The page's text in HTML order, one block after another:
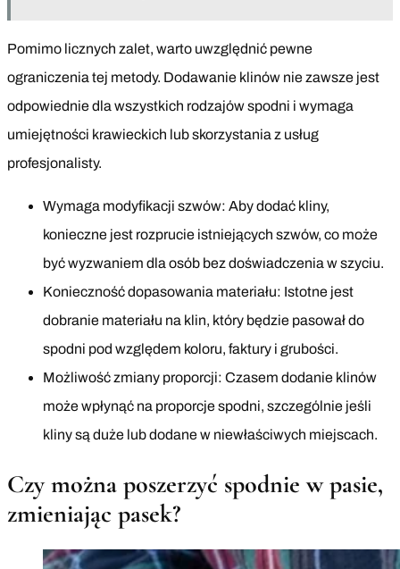
Pomimo licznych zalet, warto uwzględnić pewne
ograniczenia tej metody. Dodawanie klinów nie zawsze jest
odpowiednie dla wszystkich rodzajów spodni i wymaga
umiejętności krawieckich lub skorzystania z usług
profesjonalisty.
Wymaga modyfikacji szwów: Aby dodać kliny,
konieczne jest rozprucie istniejących szwów, co może
być wyzwaniem dla osób bez doświadczenia w szyciu.
Konieczność dopasowania materiału: Istotne jest
dobranie materiału na klin, który będzie pasował do
spodni pod względem koloru, faktury i grubości.
Możliwość zmiany proporcji: Czasem dodanie klinów
może wpłynąć na proporcje spodni, szczególnie jeśli
kliny są duże lub dodane w niewłaściwych miejscach.
Czy można poszerzyć spodnie w pasie,
zmieniając pasek?